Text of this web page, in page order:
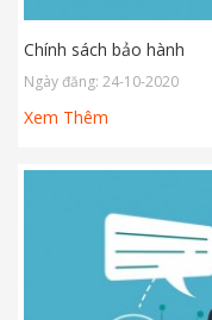
Chính sách bảo hành
Ngày đăng: 24-10-2020
Xem Thêm